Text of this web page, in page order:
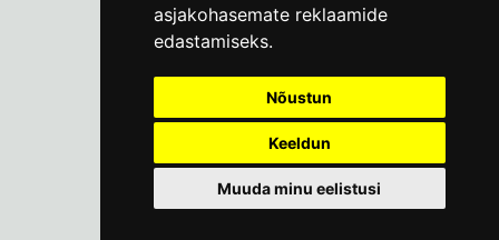
asjakohasemate reklaamide
edastamiseks.
Nõustun
Keeldun
Muuda minu eelistusi
info@linnamuuseum.ee
Küpsisepoliitika